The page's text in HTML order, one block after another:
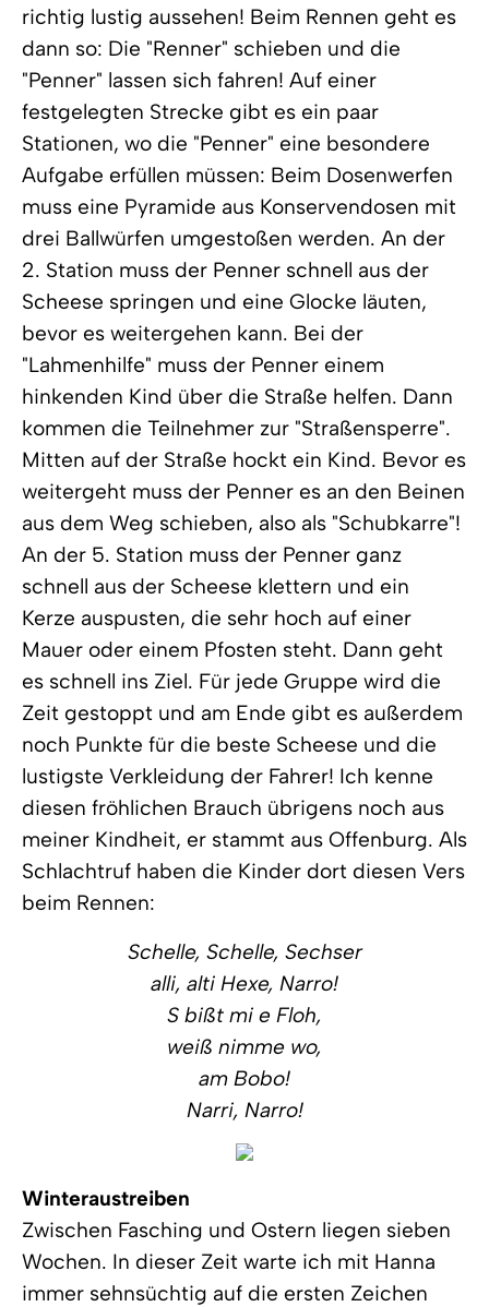
richtig lustig aussehen! Beim Rennen geht es
dann so: Die "Renner" schieben und die
"Penner" lassen sich fahren! Auf einer
festgelegten Strecke gibt es ein paar
Stationen, wo die "Penner" eine besondere
Aufgabe erfüllen müssen: Beim Dosenwerfen
muss eine Pyramide aus Konservendosen mit
drei Ballwürfen umgestoßen werden. An der
2. Station muss der Penner schnell aus der
Scheese springen und eine Glocke läuten,
bevor es weitergehen kann. Bei der
"Lahmenhilfe" muss der Penner einem
hinkenden Kind über die Straße helfen. Dann
kommen die Teilnehmer zur "Straßensperre".
Mitten auf der Straße hockt ein Kind. Bevor es
weitergeht muss der Penner es an den Beinen
aus dem Weg schieben, also als "Schubkarre"!
An der 5. Station muss der Penner ganz
schnell aus der Scheese klettern und ein
Kerze auspusten, die sehr hoch auf einer
Mauer oder einem Pfosten steht. Dann geht
es schnell ins Ziel. Für jede Gruppe wird die
Zeit gestoppt und am Ende gibt es außerdem
noch Punkte für die beste Scheese und die
lustigste Verkleidung der Fahrer! Ich kenne
diesen fröhlichen Brauch übrigens noch aus
meiner Kindheit, er stammt aus Offenburg. Als
Schlachtruf haben die Kinder dort diesen Vers
beim Rennen:
Schelle, Schelle, Sechser
alli, alti Hexe, Narro!
S bißt mi e Floh,
weiß nimme wo,
am Bobo!
Narri, Narro!
Winteraustreiben
Zwischen Fasching und Ostern liegen sieben
Wochen. In dieser Zeit warte ich mit Hanna
immer sehnsüchtig auf die ersten Zeichen